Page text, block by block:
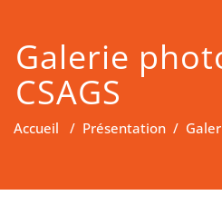
Galerie
CSAGS
Accueil / Présentation /